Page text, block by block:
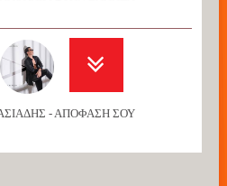
- ΑΠΟΦΑΣΗ ΣΟΥ